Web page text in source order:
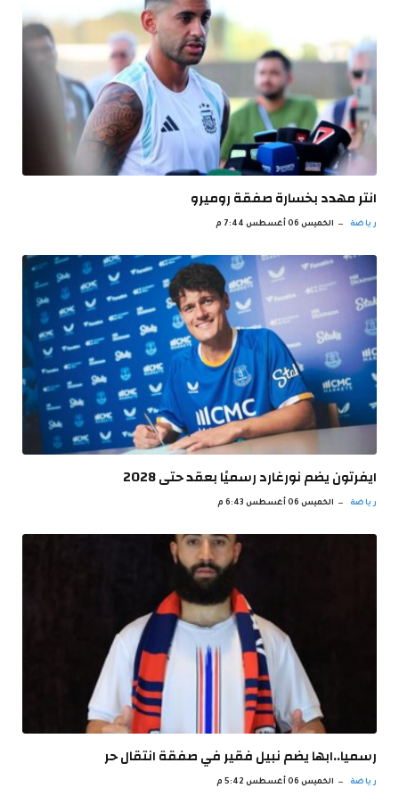
انتر مهدد بخسارة صفقة روميرو
رياضة الخميس 06 أغسطس 7:44 م
ايفرتون يضم نورغارد رسميًا بعقد حتى 2028
رياضة الخميس 06 أغسطس 6:43 م
رسميا..ابها يضم نبيل فقير في صفقة انتقال حر
رياضة الخميس 06 أغسطس 5:42 م